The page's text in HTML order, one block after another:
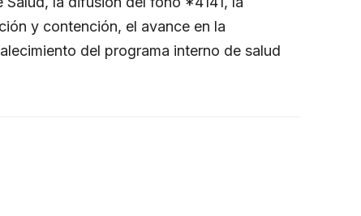
y contención, el avance en la
del programa interno de salud